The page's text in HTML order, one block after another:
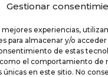
Gestionar
mejores experiencias,
para almacenar y/o
de estas
el comportamiento de
en este sitio. No